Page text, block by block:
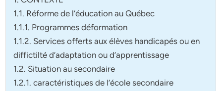
1.1. Réforme de l’éducation au Québec
1.1.1. Programmes déformation
1.1.2. Services offerts aux élèves handicapés ou en
diffictilté d’adaptation ou d’apprentissage
1.2. Situation au secondaire
1.2.1. caractéristiques de l’école secondaire